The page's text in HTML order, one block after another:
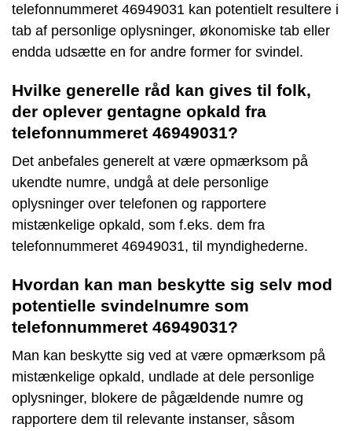
telefonnummeret 46949031 kan potentielt resultere i
tab af personlige oplysninger, økonomiske tab eller
endda udsætte en for andre former for svindel.
Hvilke generelle råd kan gives til folk,
der oplever gentagne opkald fra
telefonnummeret 46949031?
Det anbefales generelt at være opmærksom på
ukendte numre, undgå at dele personlige
oplysninger over telefonen og rapportere
mistænkelige opkald, som f.eks. dem fra
telefonnummeret 46949031, til myndighederne.
Hvordan kan man beskytte sig selv mod
potentielle svindelnumre som
telefonnummeret 46949031?
Man kan beskytte sig ved at være opmærksom på
mistænkelige opkald, undlade at dele personlige
oplysninger, blokere de pågældende numre og
rapportere dem til relevante instanser, såsom